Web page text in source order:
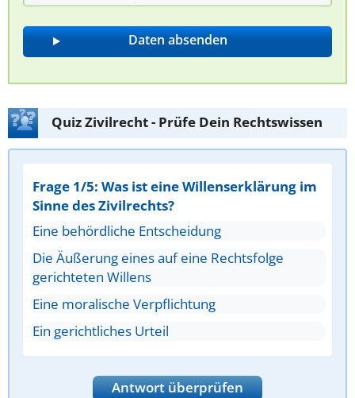
Quiz Zivilrecht - Prüfe Dein Rechtswissen
Frage 1/5: Was ist eine Willenserklärung im
Sinne des Zivilrechts?
Eine behördliche Entscheidung
Die Äußerung eines auf eine Rechtsfolge
gerichteten Willens
Eine moralische Verpflichtung
Ein gerichtliches Urteil
Antwort überprüfen